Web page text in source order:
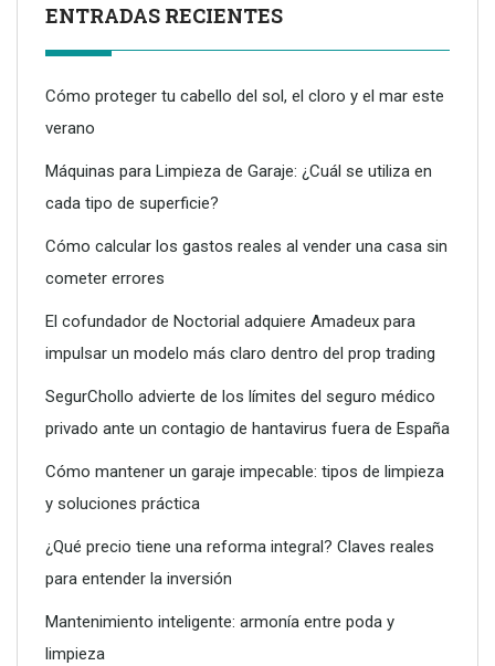
claves para un mantenimiento seguro
ENTRADAS RECIENTES
Cómo proteger tu cabello del sol, el cloro y el mar este
verano
Máquinas para Limpieza de Garaje: ¿Cuál se utiliza en
cada tipo de superficie?
Cómo calcular los gastos reales al vender una casa sin
cometer errores
El cofundador de Noctorial adquiere Amadeux para
impulsar un modelo más claro dentro del prop trading
SegurChollo advierte de los límites del seguro médico
privado ante un contagio de hantavirus fuera de España
Cómo mantener un garaje impecable: tipos de limpieza
y soluciones práctica
¿Qué precio tiene una reforma integral? Claves reales
para entender la inversión
Mantenimiento inteligente: armonía entre poda y
limpieza